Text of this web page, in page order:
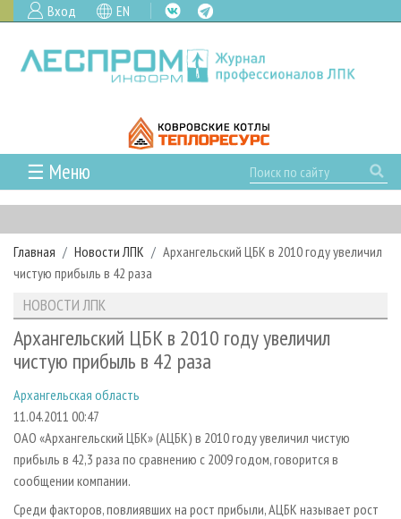
Вход EN
☰ Меню
ГЛАВНАЯ
РУБРИКИ И ТЕМЫ
РУБРИКИ ЖУРНАЛА
ЛЕСОЗАГОТОВКА
ЛЕСОПИЛЕНИЕ
СУШКА ДРЕВЕСИНЫ
ПРОИЗВОДСТВО ДРЕВЕСНЫХ ПЛИТ
ДЕРЕВЯННОЕ ДОМОСТРОЕНИЕ
ПРОИЗВОДСТВО МЕБЕЛИ
НОВОСТИ
НОВОСТИ ЛПК
НОВОСТИ ЖУРНАЛА
ПРОЕКТЫ ЛПИ
АНАЛИТИКА
ПРЕДПРИЯТИЯ ЛПК
ПЕРСОНЫ
МОБИЛЬНЫЕ ВЫСТАВКИ
ОФИЦИАЛЬНЫЕ ДЕЛЕГАЦИИ
ПРИОРИТЕТНЫЕ ИНВЕСТПРОЕКТЫ
АРХИВ ЖУРНАЛОВ
О ЖУРНАЛЕ
ПОДПИСКА
КОНТАКТЫ
РЕКЛАМОДАТЕЛЯМ
РЕКЛАМА
РЕКЛАМА НА САЙТЕ
Главная Новости ЛПК
Архангельский ЦБК в 2010 году увеличил
чистую прибыль в 42 раза
НОВОСТИ ЛПК
Архангельский ЦБК в 2010 году увеличил
чистую прибыль в 42 раза
Архангельская область
11.04.2011 00:47
ОАО «Архангельский ЦБК» (АЦБК) в 2010 году увеличил чистую
прибыль в 42,3 раза по сравнению с 2009 годом, говорится в
сообщении компании.
Среди факторов, повлиявших на рост прибыли, АЦБК называет рост